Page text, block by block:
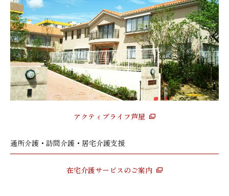
アクティブライフ芦屋
通所介護・訪問介護・居宅介護支援
在宅介護サービスのご案内